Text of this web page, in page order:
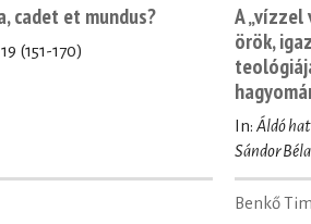
cadet et mundus?
(151-170)
A
örök,
In: Áldó
Sándor
Benkő